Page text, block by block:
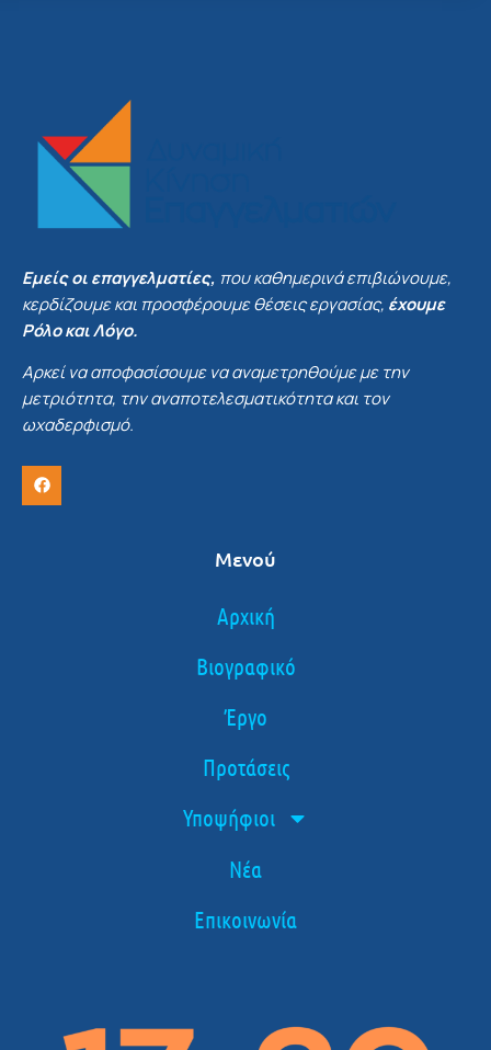
Εμείς οι επαγγελματίες, που καθημερινά επιβιώνουμε,
κερδίζουμε και προσφέρουμε θέσεις εργασίας, έχουμε
Ρόλο και Λόγο.
Αρκεί να αποφασίσουμε να αναμετρηθούμε με την
μετριότητα, την αναποτελεσματικότητα και τον
ωχαδερφισμό.
Μενού
Αρχική
Βιογραφικό
Έργο
Προτάσεις
Υποψήφιοι
Νέα
Επικοινωνία